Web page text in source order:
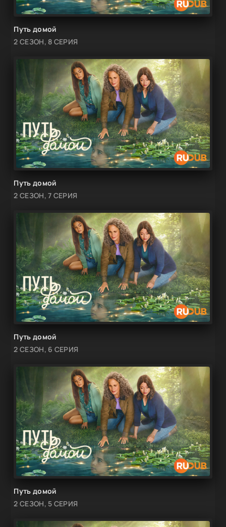
Путь домой
2 СЕЗОН, 8 СЕРИЯ
Путь домой
2 СЕЗОН, 7 СЕРИЯ
Путь домой
2 СЕЗОН, 6 СЕРИЯ
Путь домой
2 СЕЗОН, 5 СЕРИЯ